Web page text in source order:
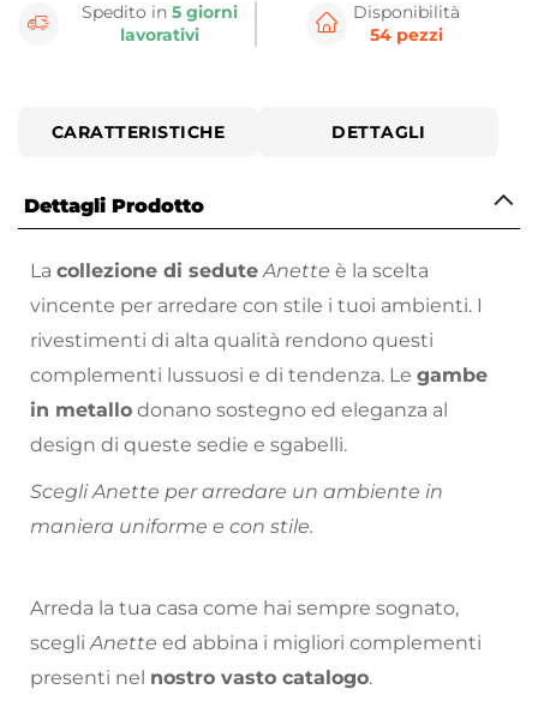
Spedito in5 giorni
lavorativi
Disponibilità
54 pezzi
CARATTERISTICHE DETTAGLI
Dettagli Prodotto
La collezione di sedute Anette è la scelta
vincente per arredare con stile i tuoi ambienti. I
rivestimenti di alta qualità rendono questi
complementi lussuosi e di tendenza. Le gambe
in metallo donano sostegno ed eleganza al
design di queste sedie e sgabelli.
Scegli Anette per arredare un ambiente in
maniera uniforme e con stile.
Arreda la tua casa come hai sempre sognato,
scegliAnette ed abbina i migliori complementi
presenti nel nostro vasto catalogo.